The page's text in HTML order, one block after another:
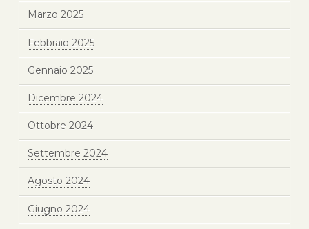
Marzo 2025
Febbraio 2025
Gennaio 2025
Dicembre 2024
Ottobre 2024
Settembre 2024
Agosto 2024
Giugno 2024